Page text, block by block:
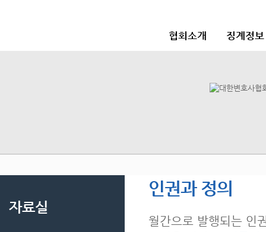
협회소개 징계정
자료실
인권과 정의
월간으로 발행되는 인